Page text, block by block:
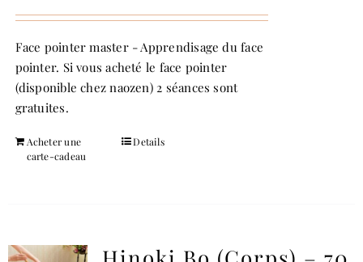
Face pointer master - Apprendisage du face
pointer. Si vous acheté le face pointer
(disponible chez naozen) 2 séances sont
gratuites.
Acheter une
carte-cadeau
Details